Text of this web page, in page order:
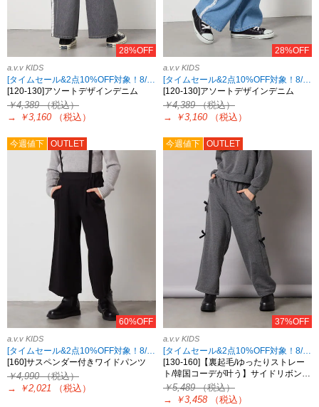
28%OFF
a.v.v KIDS
[タイムセール&2点10%OFF対象！8/17 8:59まで]
[120-130]アソートデザインデニム
￥4,389（税込）
→
￥3,160 （税込）
28%OFF
a.v.v KIDS
[タイムセール&2点10%OFF対象！8/17 8:59まで]
[120-130]アソートデザインデニム
￥4,389（税込）
→
￥3,160 （税込）
今週値下 OUTLET
60%OFF
a.v.v KIDS
[タイムセール&2点10%OFF対象！8/17 8:59まで]
[160]サスペンダー付きワイドパンツ
￥4,990（税込）
→
￥2,021 （税込）
今週値下 OUTLET
37%OFF
a.v.v KIDS
[タイムセール&2点10%OFF対象！8/17 8:59まで]
[130-160]【裏起毛/ゆったりストレー
ト/韓国コーデが叶う】サイドリボン…
￥5,489（税込）
→
￥3,458 （税込）